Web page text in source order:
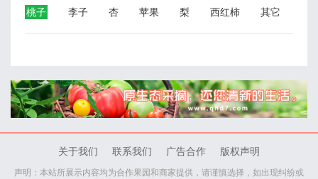
桃子
李子 杏 苹果 梨 西红柿 其它
关于我们 联系我们 广告合作 版权声明
声明：本站所展示内容均为合作果园和商家提供，请谨慎选择，如出现纠纷或